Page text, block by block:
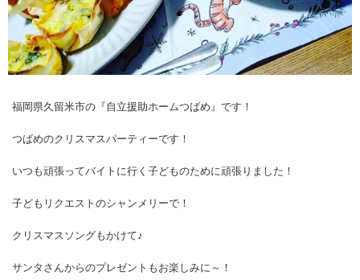
福岡県久留米市の『自立援助ホームつばめ』です！
つばめのクリスマスパーティーです！
いつも頑張ってバイトに行く子どものために頑張りました！
子どもリクエストのシャンメリーで！
クリスマスソングもかけて♪
サンタさんからのプレゼントもお楽しみに～！